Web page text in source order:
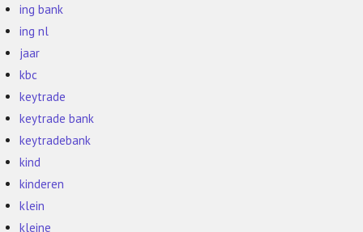
ing bank
ing nl
jaar
kbc
keytrade
keytrade bank
keytradebank
kind
kinderen
klein
kleine